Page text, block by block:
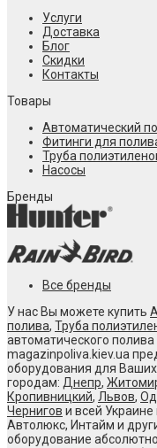
Услуги
Доставка
Блог
Скидки
Контакты
Товары
Автоматический
Фитинги для
Труба
Насосы
Бренды
Все бренды
У нас Вы можете купить
полива, Труба
автоматического
magazinpoliva.kiev.ua
оборудования для
городам: Днепр,
Кропивницкий, Львов,
Чернигов и всей
Автолюкс, Интайм и
оборудование